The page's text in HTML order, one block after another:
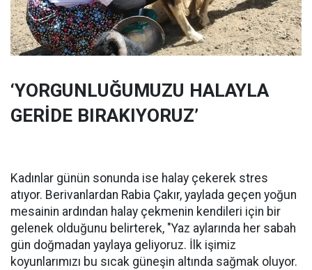
‘YORGUNLUĞUMUZU HALAYLA
GERİDE BIRAKIYORUZ’
Kadınlar günün sonunda ise halay çekerek stres
atıyor. Berivanlardan Rabia Çakır, yaylada geçen yoğun
mesainin ardından halay çekmenin kendileri için bir
gelenek olduğunu belirterek, "Yaz aylarında her sabah
gün doğmadan yaylaya geliyoruz. İlk işimiz
koyunlarımızı bu sıcak güneşin altında sağmak oluyor.